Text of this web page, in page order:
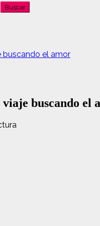
buscando el amor
buscando el